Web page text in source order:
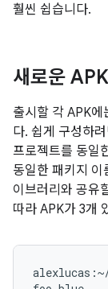
훨씬 쉽습니다.
새로운
출시할 각 APK
다. 쉽게 구성하
프로젝트를 동일
동일한 패키지
이브러리와 공유
따라 APK가 3개